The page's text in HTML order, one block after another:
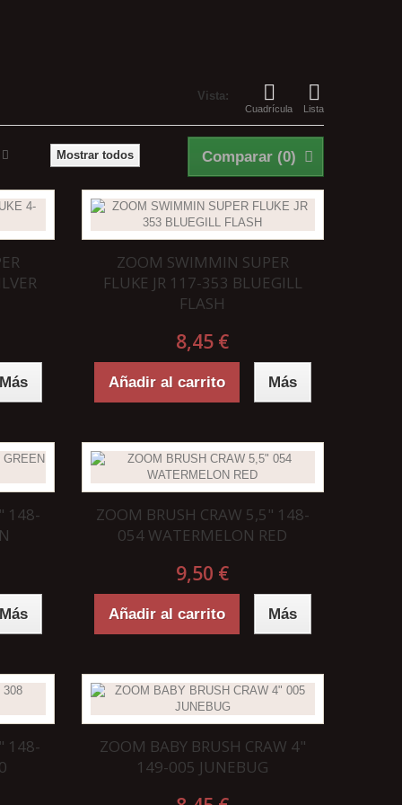
Vista:
Cuadrícula Lista
Comparar (0)
Mostrar todos
Más
ZOOM SWIMMIN SUPER
FLUKE JR 117-353 BLUEGILL
FLASH
8,45 €
Añadir al carrito Más
148-
Más
ZOOM BRUSH CRAW 5,5" 148-
054 WATERMELON RED
9,50 €
Añadir al carrito Más
148-
ZOOM BABY BRUSH CRAW 4"
149-005 JUNEBUG